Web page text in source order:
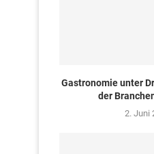
Gastronomie unter
der
2. Juni